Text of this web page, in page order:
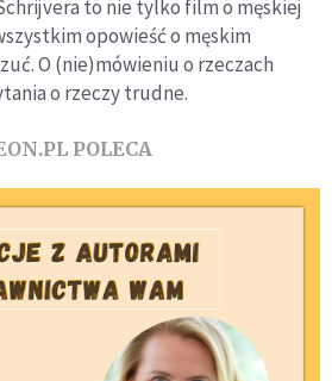
to nie tylko film o męskiej
opowieść o męskim
O (nie)mówieniu o rzeczach
o rzeczy trudne.
POLECA